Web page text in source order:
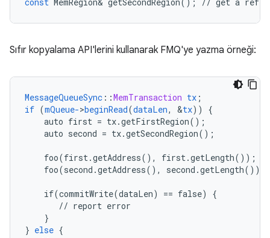
Sıfır kopyalama API'lerini kullanarak FMQ'ye yazma örneği:
MessageQueueSync ::MemTransaction tx ;
if (mQueue->beginRead(dataLen, &tx))
{
auto first = tx.getFirstRegion() ;
auto second = tx.getSecondRegion() ;
foo(first.getAddress(), first.getLength()) ;
foo(second.getAddress(),
second.getLength())
if(commitWrite(dataLen) == false)
{
// report error
}
} else {